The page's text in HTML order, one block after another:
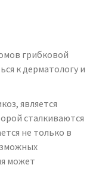
грибковой
к дерматологу и
является
сталкиваются
не только в
может